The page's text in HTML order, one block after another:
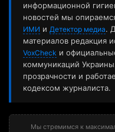
информационной
новостей мы
ИМИ и Детектор медиа.
материалов редакция
VoxCheck и
коммуникаций
прозрачности и
кодексом журналиста.
Мы стремимся к